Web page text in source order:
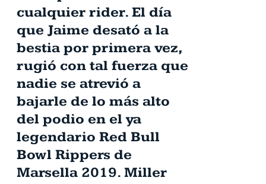
cualquier rider. El día
que Jaime desató a la
bestia por primera vez,
rugió con tal fuerza que
nadie se atrevió a
bajarle de lo más alto
del podio en el ya
legendario Red Bull
Bowl Rippers de
Marsella 2019. Miller